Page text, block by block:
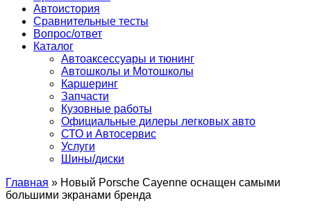
Автоистория
Сравнительные тесты
Вопрос/ответ
Каталог
Автоакcессуары и тюнинг
Автошколы и Мотошколы
Каршеринг
Запчасти
Кузовные работы
Официальные дилеры легковых авто
СТО и Автосервис
Услуги
Шины/диски
Главная » Новый Porsche Cayenne оснащен самыми
большими экранами бренда